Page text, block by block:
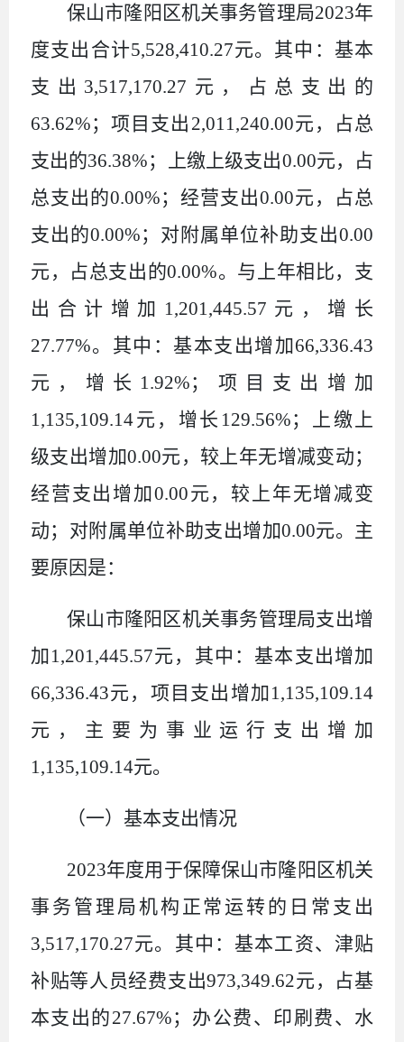
保山市隆阳区机关事务管理局2023年
度支出合计5,528,410.27元。其中：基本
支出3,517,170.27元，占总支出的
63.62%；项目支出2,011,240.00元，占总
支出的36.38%；上缴上级支出0.00元，占
总支出的0.00%；经营支出0.00元，占总
支出的0.00%；对附属单位补助支出0.00
元，占总支出的0.00%。与上年相比，支
出合计增加1,201,445.57元，增长
27.77%。其中：基本支出增加66,336.43
元，增长1.92%；项目支出增加
1,135,109.14元，增长129.56%；上缴上
级支出增加0.00元，较上年无增减变动；
经营支出增加0.00元，较上年无增减变
动；对附属单位补助支出增加0.00元。主
要原因是：
保山市隆阳区机关事务管理局支出增
加1,201,445.57元，其中：基本支出增加
66,336.43元，项目支出增加1,135,109.14
元，主要为事业运行支出增加
1,135,109.14元。
（一）基本支出情况
2023年度用于保障保山市隆阳区机关
事务管理局机构正常运转的日常支出
3,517,170.27元。其中：基本工资、津贴
补贴等人员经费支出973,349.62元，占基
本支出的27.67%；办公费、印刷费、水